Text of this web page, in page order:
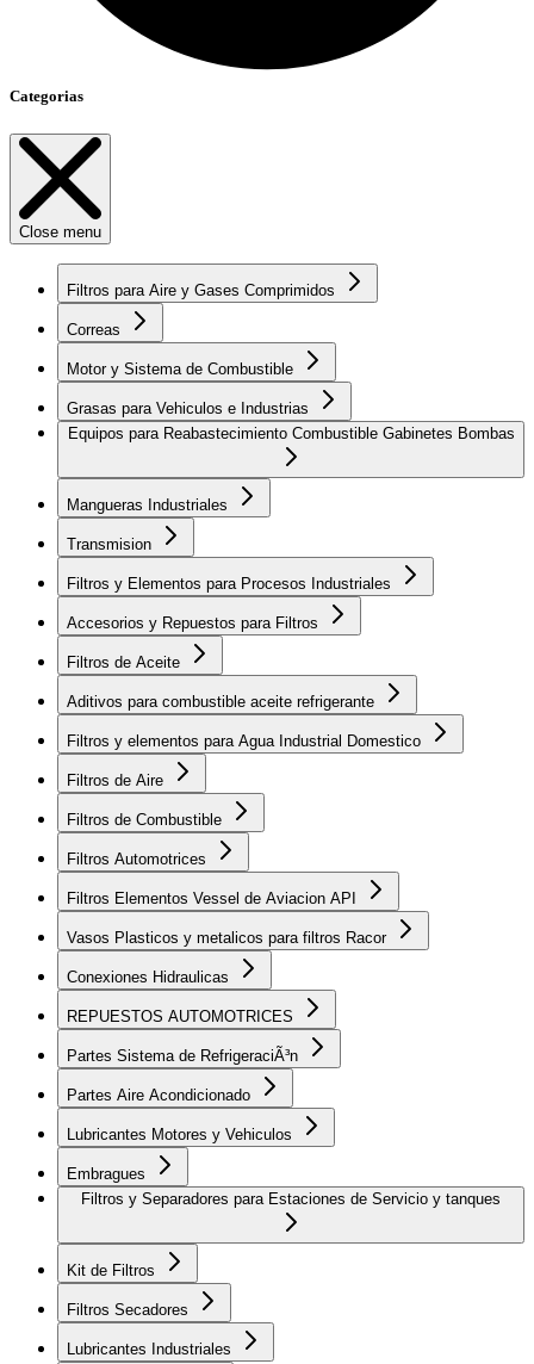
Categorias
Close menu
Filtros para Aire y Gases Comprimidos
Correas
Motor y Sistema de Combustible
Grasas para Vehiculos e Industrias
Equipos para Reabastecimiento Combustible Gabinetes Bombas
Mangueras Industriales
Transmision
Filtros y Elementos para Procesos Industriales
Accesorios y Repuestos para Filtros
Filtros de Aceite
Aditivos para combustible aceite refrigerante
Filtros y elementos para Agua Industrial Domestico
Filtros de Aire
Filtros de Combustible
Filtros Automotrices
Filtros Elementos Vessel de Aviacion API
Vasos Plasticos y metalicos para filtros Racor
Conexiones Hidraulicas
REPUESTOS AUTOMOTRICES
Partes Sistema de RefrigeraciÃ³n
Partes Aire Acondicionado
Lubricantes Motores y Vehiculos
Embragues
Kit de Filtros
Filtros Secadores
Lubricantes Industriales